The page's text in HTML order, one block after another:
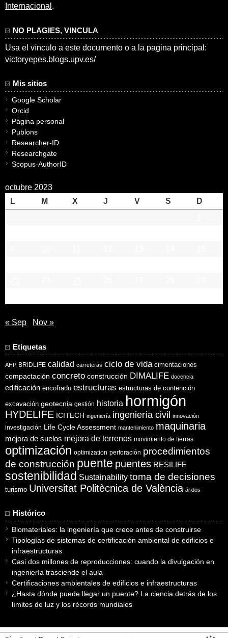
Internacional .
NO PLAGIES, VINCULA
Usa el vínculo a este documento o a la pagina principal:
victoryepes.blogs.upv.es/
Mis sitios
Google Scholar
Orcid
Página personal
Publons
Researcher-ID
Researchgate
Scopus-AuthorID
octubre 2023
L
M X J V S
D
« Sep Nov »
Etiquetas
AHP BRIDLIFE calidad carreteras ciclo de vida cimentaciones
compactación concreto construcción DIMALIFE docencia
edificación encofrado estructuras estructuras de contención
excavación geotecnia gestión historia hormigón
HYDELIFE ICITECH ingeniería ingeniería civil innovación
investigación Life Cycle Assessment mantenimiento maquinaria
mejora de suelos mejora de terrenos movimiento de tierras
optimización optimization perforación procedimientos
de construcción puente puentes RESILIFE
sostenibilidad Sustainability toma de decisiones
turismo Universitat Politècnica de València áridos
Histórico
Biomateriales: la ingeniería que crece antes de construirse
Tipologías de sistemas de certificación ambiental de edificios e
infraestructuras
Casi dos millones de reproducciones: cuando la divulgación en
ingeniería trasciende el aula
Certificaciones ambientales de edificios e infraestructuras
¿Hasta dónde puede llegar un puente? La ciencia detrás de los
límites de luz y los récords mundiales